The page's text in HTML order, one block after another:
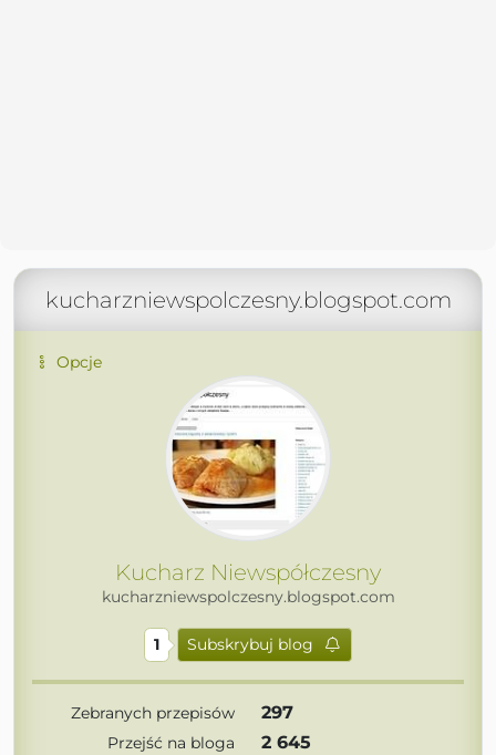
kucharzniewspolczesny.blogspot.com
Opcje
Kucharz Niewspółczesny
kucharzniewspolczesny.blogspot.com
1 Subskrybuj blog
Zebranych przepisów 297
Przejść na bloga 2 645